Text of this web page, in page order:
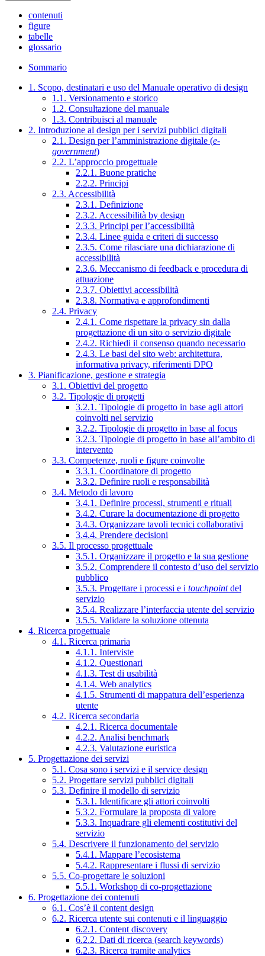
contenuti
figure
tabelle
glossario
Sommario
1. Scopo, destinatari e uso del Manuale operativo di design
1.1. Versionamento e storico
1.2. Consultazione del manuale
1.3. Contribuisci al manuale
2. Introduzione al design per i servizi pubblici digitali
2.1. Design per l’amministrazione digitale (e-
government)
2.2. L’approccio progettuale
2.2.1. Buone pratiche
2.2.2. Principi
2.3. Accessibilità
2.3.1. Definizione
2.3.2. Accessibilità by design
2.3.3. Principi per l’accessibilità
2.3.4. Linee guida e criteri di successo
2.3.5. Come rilasciare una dichiarazione di
accessibilità
2.3.6. Meccanismo di feedback e procedura di
attuazione
2.3.7. Obiettivi accessibilità
2.3.8. Normativa e approfondimenti
2.4. Privacy
2.4.1. Come rispettare la privacy sin dalla
progettazione di un sito o servizio digitale
2.4.2. Richiedi il consenso quando necessario
2.4.3. Le basi del sito web: architettura,
informativa privacy, riferimenti DPO
3. Pianificazione, gestione e strategia
3.1. Obiettivi del progetto
3.2. Tipologie di progetti
3.2.1. Tipologie di progetto in base agli attori
coinvolti nel servizio
3.2.2. Tipologie di progetto in base al focus
3.2.3. Tipologie di progetto in base all’ambito di
intervento
3.3. Competenze, ruoli e figure coinvolte
3.3.1. Coordinatore di progetto
3.3.2. Definire ruoli e responsabilità
3.4. Metodo di lavoro
3.4.1. Definire processi, strumenti e rituali
3.4.2. Curare la documentazione di progetto
3.4.3. Organizzare tavoli tecnici collaborativi
3.4.4. Prendere decisioni
3.5. Il processo progettuale
3.5.1. Organizzare il progetto e la sua gestione
3.5.2. Comprendere il contesto d’uso del servizio
pubblico
3.5.3. Progettare i processi e i touchpointdel
servizio
3.5.4. Realizzare l’interfaccia utente del servizio
3.5.5. Validare la soluzione ottenuta
4. Ricerca progettuale
4.1. Ricerca primaria
4.1.1. Interviste
4.1.2. Questionari
4.1.3. Test di usabilità
4.1.4. Web analytics
4.1.5. Strumenti di mappatura dell’esperienza
utente
4.2. Ricerca secondaria
4.2.1. Ricerca documentale
4.2.2. Analisi benchmark
4.2.3. Valutazione euristica
5. Progettazione dei servizi
5.1. Cosa sono i servizi e il service design
5.2. Progettare servizi pubblici digitali
5.3. Definire il modello di servizio
5.3.1. Identificare gli attori coinvolti
5.3.2. Formulare la proposta di valore
5.3.3. Inquadrare gli elementi costitutivi del
servizio
5.4. Descrivere il funzionamento del servizio
5.4.1. Mappare l’ecosistema
5.4.2. Rappresentare i flussi di servizio
5.5. Co-progettare le soluzioni
5.5.1. Workshop di co-progettazione
6. Progettazione dei contenuti
6.1. Cos’è il content design
6.2. Ricerca utente sui contenuti e il linguaggio
6.2.1. Content discovery
6.2.2. Dati di ricerca (search keywords)
6.2.3. Ricerca tramite analytics